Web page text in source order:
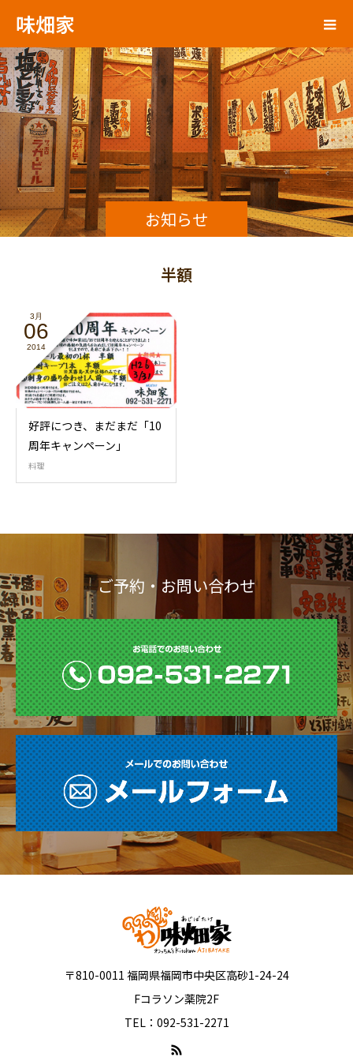
味畑家
お知らせ
半額
3月
06
2014
好評につき、まだまだ「10
周年キャンペーン」
料理
ご予約・お問い合わせ
〒810-0011 福岡県福岡市中央区高砂1-24-24
Fコラソン薬院2F
TEL：092-531-2271